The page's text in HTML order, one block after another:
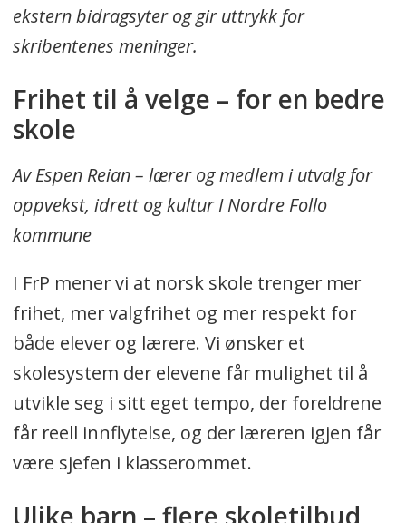
ekstern bidragsyter og gir uttrykk for
skribentenes meninger.
Frihet til å velge – for en bedre
skole
Av Espen Reian – lærer og medlem i utvalg for
oppvekst, idrett og kultur I Nordre Follo
kommune
I FrP mener vi at norsk skole trenger mer
frihet, mer valgfrihet og mer respekt for
både elever og lærere. Vi ønsker et
skolesystem der elevene får mulighet til å
utvikle seg i sitt eget tempo, der foreldrene
får reell innflytelse, og der læreren igjen får
være sjefen i klasserommet.
Ulike barn – flere skoletilbud